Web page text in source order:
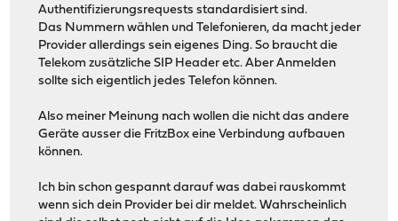
Authentifizierungsrequests standardisiert sind.
Das Nummern wählen und Telefonieren, da macht jeder
Provider allerdings sein eigenes Ding. So braucht die
Telekom zusätzliche SIP Header etc. Aber Anmelden
sollte sich eigentlich jedes Telefon können.
Also meiner Meinung nach wollen die nicht das andere
Geräte ausser die FritzBox eine Verbindung aufbauen
können.
Ich bin schon gespannt darauf was dabei rauskommt
wenn sich dein Provider bei dir meldet. Wahrscheinlich